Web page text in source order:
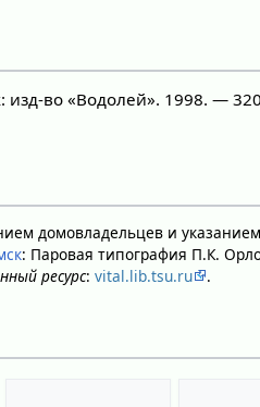
изд-во «Водолей». 1998. —
домовладельцев и
: Паровая типография П.К.
ресурс:vital.lib.tsu.ru .